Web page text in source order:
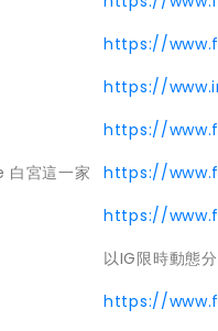
https://
https://
https://
白宮這一家
https://
https://
以IG限時動態
https://